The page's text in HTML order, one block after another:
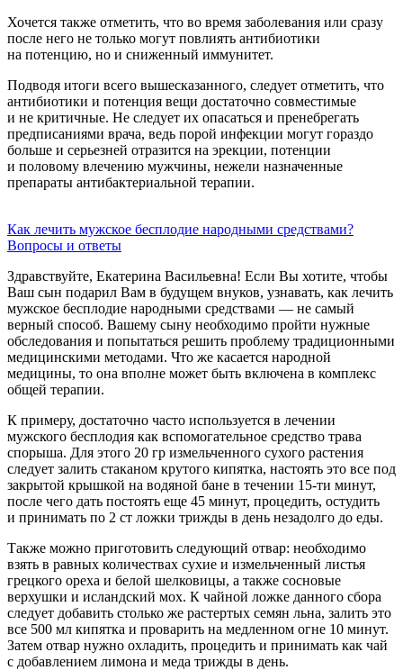
Хочется также отметить, что во время заболевания или сразу
после него не только могут повлиять антибиотики
на потенцию, но и сниженный иммунитет.
Подводя итоги всего вышесказанного, следует отметить, что
антибиотики и потенция вещи достаточно совместимые
и не критичные. Не следует их опасаться и пренебрегать
предписаниями врача, ведь порой инфекции могут гораздо
больше и серьезней отразится на эрекции, потенции
и половому влечению мужчины, нежели назначенные
препараты антибактериальной терапии.
Как лечить мужское бесплодие народными средствами?
Вопросы и ответы
Здравствуйте, Екатерина Васильевна! Если Вы хотите, чтобы
Ваш сын подарил Вам в будущем внуков, узнавать, как лечить
мужское бесплодие народными средствами — не самый
верный способ. Вашему сыну необходимо пройти нужные
обследования и попытаться решить проблему традиционными
медицинскими методами. Что же касается народной
медицины, то она вполне может быть включена в комплекс
общей терапии.
К примеру, достаточно часто используется в лечении
мужского бесплодия как вспомогательное средство трава
спорыша. Для этого 20 гр измельченного сухого растения
следует залить стаканом крутого кипятка, настоять это все под
закрытой крышкой на водяной бане в течении 15-ти минут,
после чего дать постоять еще 45 минут, процедить, остудить
и принимать по 2 ст ложки трижды в день незадолго до еды.
Также можно приготовить следующий отвар: необходимо
взять в равных количествах сухие и измельченный листья
грецкого ореха и белой шелковицы, а также сосновые
верхушки и исландский мох. К чайной ложке данного сбора
следует добавить столько же растертых семян льна, залить это
все 500 мл кипятка и проварить на медленном огне 10 минут.
Затем отвар нужно охладить, процедить и принимать как чай
с добавлением лимона и меда трижды в день.